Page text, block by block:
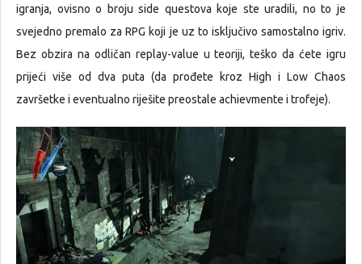
igranja, ovisno o broju side questova koje ste uradili, no to je
svejedno premalo za RPG koji je uz to isključivo samostalno igriv.
Bez obzira na odličan replay-value u teoriji, teško da ćete igru
prijeći više od dva puta (da prođete kroz High i Low Chaos
završetke i eventualno riješite preostale achievmente i trofeje).